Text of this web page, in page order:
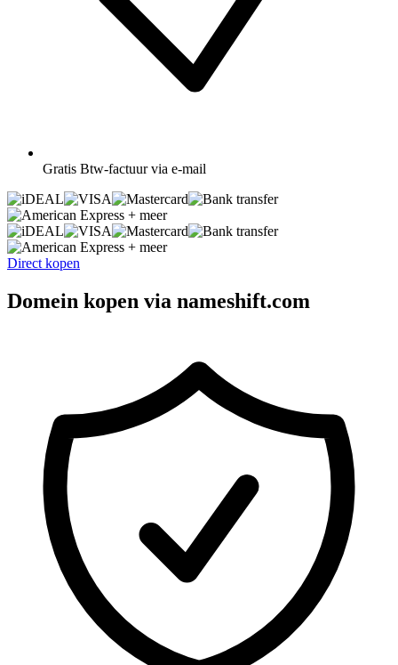
Gratis Btw-factuur via e-mail
+ meer
+ meer
Direct kopen
Domein kopen via nameshift.com